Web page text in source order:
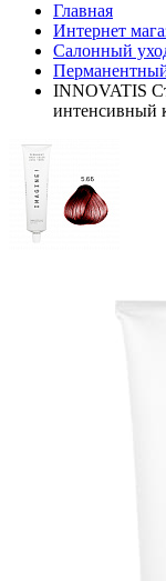
Главная
Интернет
Салонный
INNOVATIS
интенсивный